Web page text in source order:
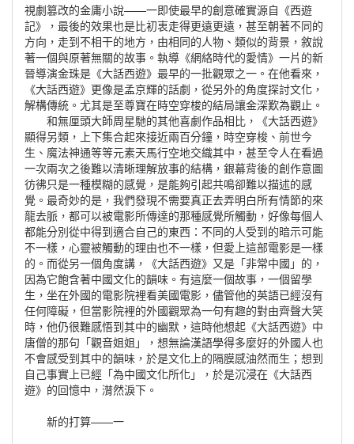
視劇篡改的金庸小說——一即使最早的創意確實源自《西遊
記》，最後的效果也是比初衷走得更遠更遠，甚至朝著不同的
方向，走到不相干的地方，由相同的人物、類似的背景，敘說
著一個與原著無關的故事。執導《網絡時代的愛情》一片的新
晉導演金珠是《大話西遊》最早的一批觀眾之一。在他看來，
《大話西遊》更像是孟京輝的話劇，從另外的角度探討文化，
解構傳統。尤其是至尊寶在時空穿梭的結局讓金深歎為觀止。
和無厘頭大師周星馳的其他喜劇作品相比，《大話西遊》
顯得另類，上下集合起來接近兩百分鐘，時空穿梭、前世今
生、魔法神通等等元素天馬行空地交織其中，甚至令人在看過
一次兩次之後難以清晰理解放事的結構，銀幕背後的創作意圖
彷彿只是一種模糊的感覺，是能夠引起共鳴卻難以描述的感
覺。最奇妙的是，我們發現不需要真正去弄明白所有情節的來
龍去脈，都可以被電影所傳達的那種感覺所觸動，好像每個人
都能分別從中得到適合自己的東西：不同的人受到的暗示可能
不一樣，心靈被觸動的理由也不一樣，但愛上這部電影是一樣
的。而從另一個角度講，《大話西遊》又是「非常中國」的，
因為它飽含著中國文化的韻味。有這麼一個故事，一個留學
生，坐在外國的電影院裡看美國電影，儘管他的英語已經沒有
任何障礙，但當影院裡的外國觀眾為一句有趣的對由齊聲大笑
時，他仍很難感悟到其中的幽默，這時他想起《大話西遊》中
唐僧的那句「觀音姐姐」，想無論漢語學得多麼好的外國人也
不會感受到其中的韻味，於是文化上的隔膜感油然而生；想到
自己事實上已經「為中國文化所化」，於是沉浸在《大話西
遊》的回憶中，潸然淚下。
新的打算——一